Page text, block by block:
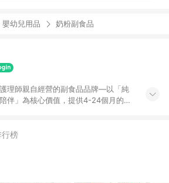
嬰幼兒用品 奶粉副食品
理師親自經營的副食品品牌—以「純
伴」為核心價值，提供4-24個月的寶
、品管皆由我們自己親自把關，加上
位爸媽最可靠、最貼心的好夥伴。
行榜